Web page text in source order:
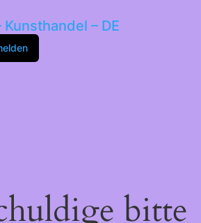
Kunsthandel – DE
bitte